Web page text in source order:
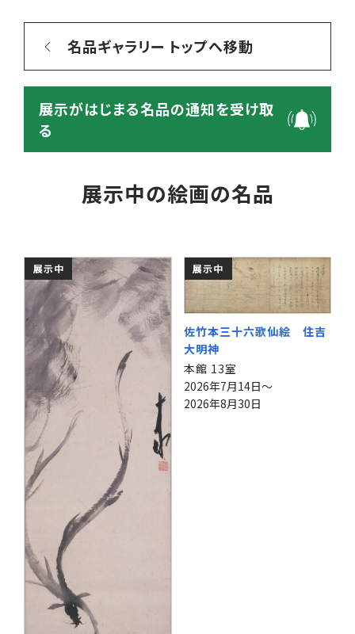
名品ギャラリー トップへ移動
展示がはじまる名品の通知を受け取
る
展示中の絵画の名品
展示中 展示中
佐竹本三十六歌仙絵 住吉
大明神
本館 13室
2026年7月14日～
2026年8月30日